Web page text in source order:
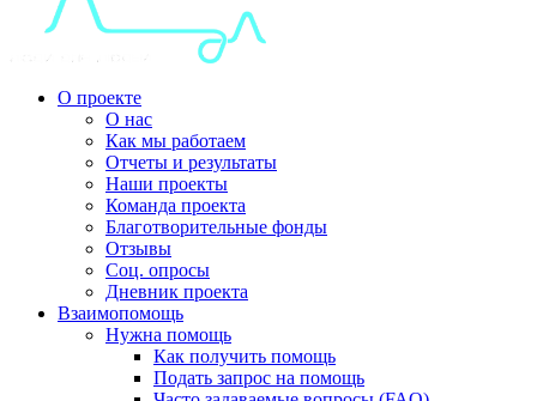
О проекте
О нас
Как мы работаем
Отчеты и результаты
Наши проекты
Команда проекта
Благотворительные фонды
Отзывы
Соц. опросы
Дневник проекта
Взаимопомощь
Нужна помощь
Как получить помощь
Подать запрос на помощь